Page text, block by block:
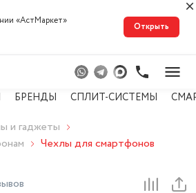
«АстМарке‪т‬»
Открыть
БРЕНДЫ СПЛИТ-СИСТЕМЫ
и гаджеты
Чехлы для смартфонов